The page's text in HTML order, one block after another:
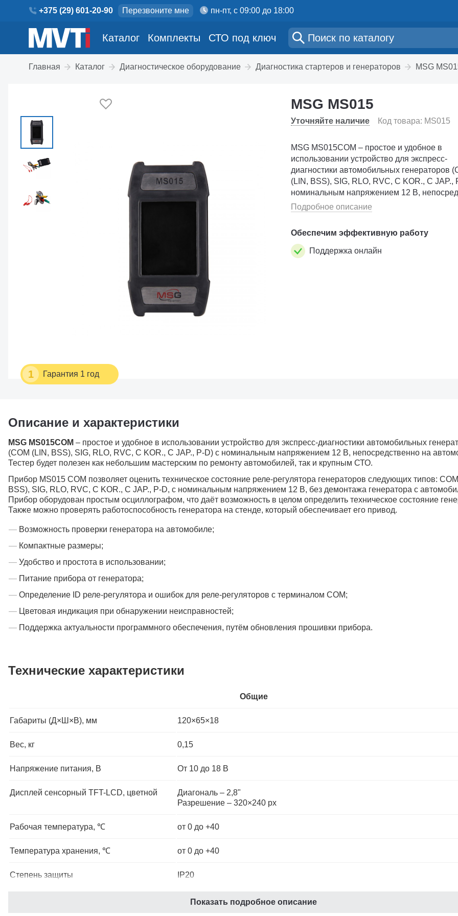
+375 (29) 601-20-90 Перезвоните мне пн-пт, с 09:00 до 18:00
Каталог Комплекты СТО под ключ
Главная Каталог Диагностическое оборудование Диагностика стартеров и генераторов MSG
1 Гарантия 1 год
MSG MS015
Уточняйте наличие Код товара: MS015
MSG MS015COM – простое и удобное в
использовании устройство для экспресс-
диагностики автомобильных генераторов
(LIN, BSS), SIG, RLO, RVC, C KOR., C JAP.,
номинальным напряжением 12 В,
на автомобиле. Тестер будет полезен как
небольшим мастерским по ремонту
Подробное описание
Обеспечим эффективную работу
Поддержка онлайн
Описание и характеристики
MSG MS015COM – простое и удобное в использовании устройство для экспресс-диагностики автомобильных
(COM (LIN, BSS), SIG, RLO, RVC, C KOR., C JAP., P-D) с номинальным напряжением 12 В, непосредственно на
Тестер будет полезен как небольшим мастерским по ремонту автомобилей, так и крупным СТО.
Прибор MS015 COM позволяет оценить техническое состояние реле-регулятора генераторов следующих типов:
BSS), SIG, RLO, RVC, C KOR., C JAP., P-D, с номинальным напряжением 12 В, без демонтажа генератора с
Прибор оборудован простым осциллографом, что даёт возможность в целом определить техническое состояние
Также можно проверять работоспособность генератора на стенде, который обеспечивает его привод.
Возможность проверки генератора на автомобиле;
Компактные размеры;
Удобство и простота в использовании;
Питание прибора от генератора;
Определение ID реле-регулятора и ошибок для реле-регуляторов с терминалом СОМ;
Цветовая индикация при обнаружении неисправностей;
Поддержка актуальности программного обеспечения, путём обновления прошивки прибора.
Технические характеристики
Общие
Габариты (Д×Ш×В), мм 120×65×18
Вес, кг 0,15
Напряжение питания, В От 10 до 18 В
Дисплей сенсорный TFT-LCD, цветной
Диагональ – 2,8"
Разрешение – 320×240 px
Рабочая температура, ℃ от 0 до +40
Температура хранения, ℃ от 0 до +40
Степень защиты IP20
Проверка генераторов
Показать подробное описание